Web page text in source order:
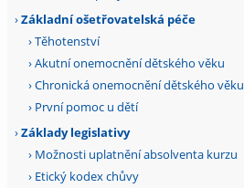
›Základní ošetřovatelská péče
›Těhotenství
›Akutní onemocnění dětského věku
›Chronická onemocnění dětského věku
› První pomoc u dětí
›Základy legislativy
› Možnosti uplatnění absolventa kurzu
› Etický kodex chůvy